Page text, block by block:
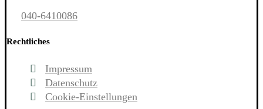
040-6410086
Rechtliches
Impressum
Datenschutz
Cookie-Einstellungen